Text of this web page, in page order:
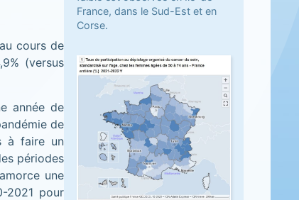
cours de
(versus
année de
de
à faire un
périodes
une
2021 pour
France, dans le Sud-Est et en
Corse.